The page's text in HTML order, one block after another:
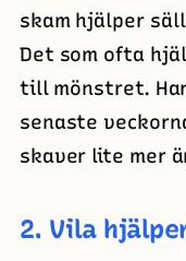
skam hjälper
Det som ofta
till mönstret.
senaste
skaver lite mer
2. Vila